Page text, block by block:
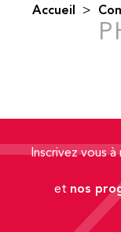
Accueil >
Inscrivez vous
et nos